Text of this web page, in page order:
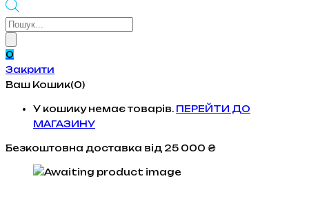
Products
0
Закрити
Ваш Кошик(0)
У кошику немає товарів. ПЕРЕЙТИ ДО
МАГАЗИНУ
Безкоштовна доставка від 25 000 ₴